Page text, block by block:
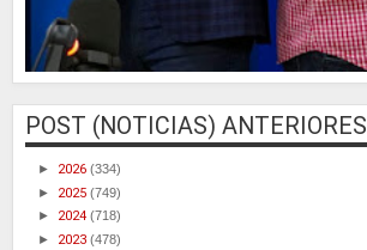
POST (NOTICIAS) ANTERIORES
► 2026 (334)
► 2025 (749)
► 2024 (718)
► 2023 (478)